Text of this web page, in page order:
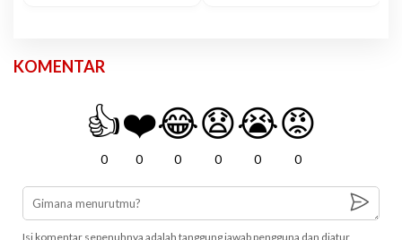
KOMENTAR
👍
0
❤️
0
😂
0
😧
0
😭
0
😡
0
Isi komentar sepenuhnya adalah tanggung jawab pengguna dan diatur